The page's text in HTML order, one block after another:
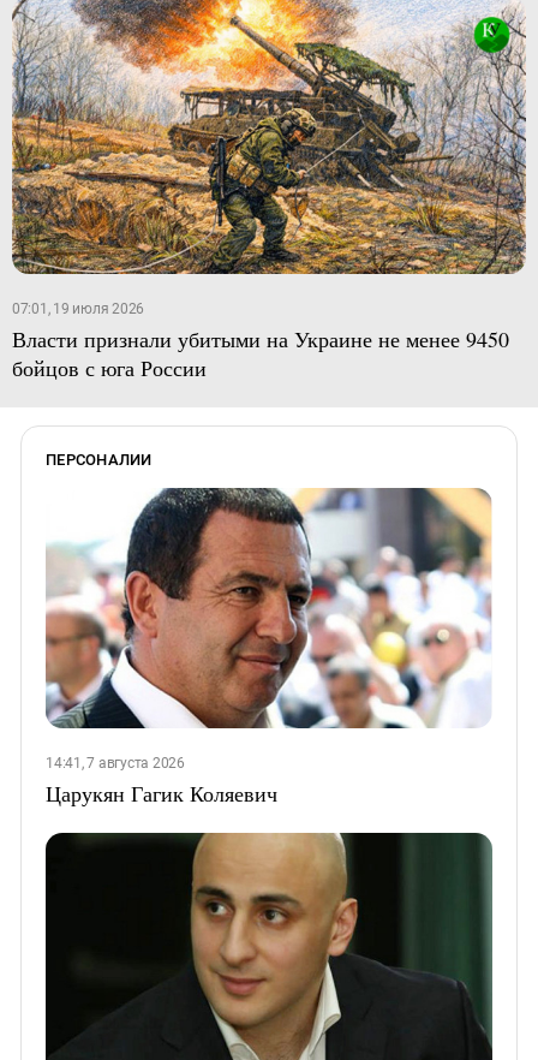
07:01, 19 июля 2026
Власти признали убитыми на Украине не менее 9450
бойцов с юга России
ПЕРСОНАЛИИ
14:41, 7 августа 2026
Царукян Гагик Коляевич